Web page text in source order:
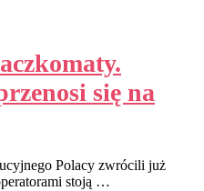
się na
Polacy zwrócili już
stoją …